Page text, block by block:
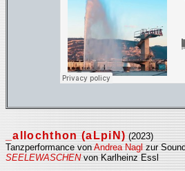
_allochthon (aLpiN) (2023)
Tanzperformance von Andrea Nagl zur
SEELEWASCHENvon Karlheinz Essl